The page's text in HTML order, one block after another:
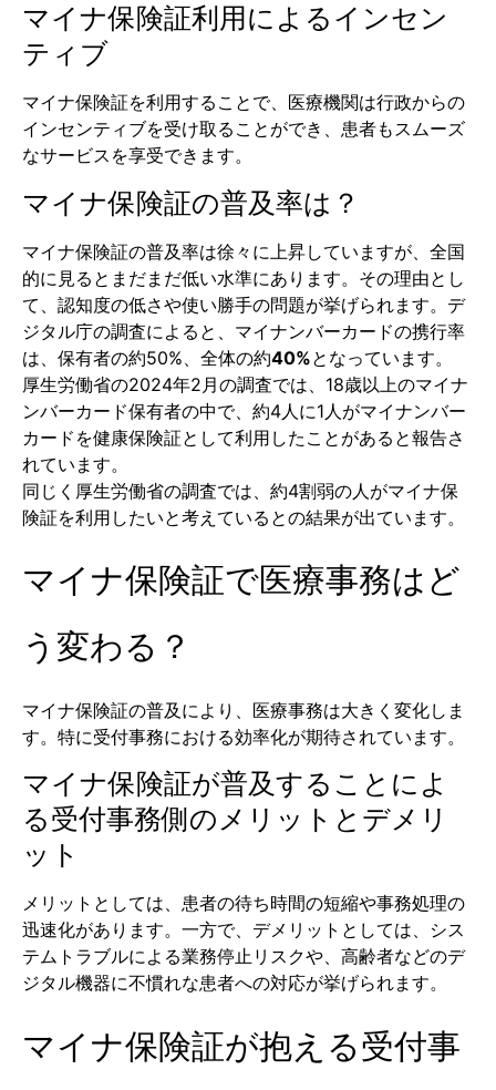
マイナ保険証利用によるインセン
ティブ
マイナ保険証を利用することで、医療機関は行政からの
インセンティブを受け取ることができ、患者もスムーズ
なサービスを享受できます。
マイナ保険証の普及率は？
マイナ保険証の普及率は徐々に上昇していますが、全国
的に見るとまだまだ低い水準にあります。その理由とし
て、認知度の低さや使い勝手の問題が挙げられます。デ
ジタル庁の調査によると、マイナンバーカードの携行率
は、保有者の約50%、全体の約40%となっています。
厚生労働省の2024年2月の調査では、18歳以上のマイナ
ンバーカード保有者の中で、約4人に1人がマイナンバー
カードを健康保険証として利用したことがあると報告さ
れています。
同じく厚生労働省の調査では、約4割弱の人がマイナ保
険証を利用したいと考えているとの結果が出ています。
マイナ保険証で医療事務はど
う変わる？
マイナ保険証の普及により、医療事務は大きく変化しま
す。特に受付事務における効率化が期待されています。
マイナ保険証が普及することによ
る受付事務側のメリットとデメリ
ット
メリットとしては、患者の待ち時間の短縮や事務処理の
迅速化があります。一方で、デメリットとしては、シス
テムトラブルによる業務停止リスクや、高齢者などのデ
ジタル機器に不慣れな患者への対応が挙げられます。
マイナ保険証が抱える受付事